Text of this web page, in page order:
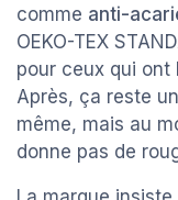
comme anti-
OEKO-TEX
pour ceux qui ont
Après, ça reste
même, mais au
donne pas de